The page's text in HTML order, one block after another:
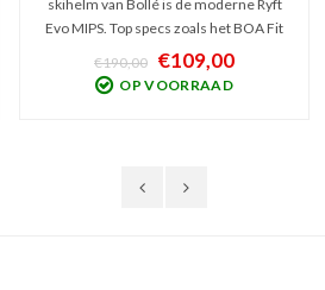
skihelm van Bollé is de moderne Ryft
Evo MIPS. Top specs zoals het BOA Fit
System, instelbare ventilatie en MIPS
Protection is gecombineerd met een
stoer design. Glanzend zwart en
€190,00 €109,00
OP VOORRAAD